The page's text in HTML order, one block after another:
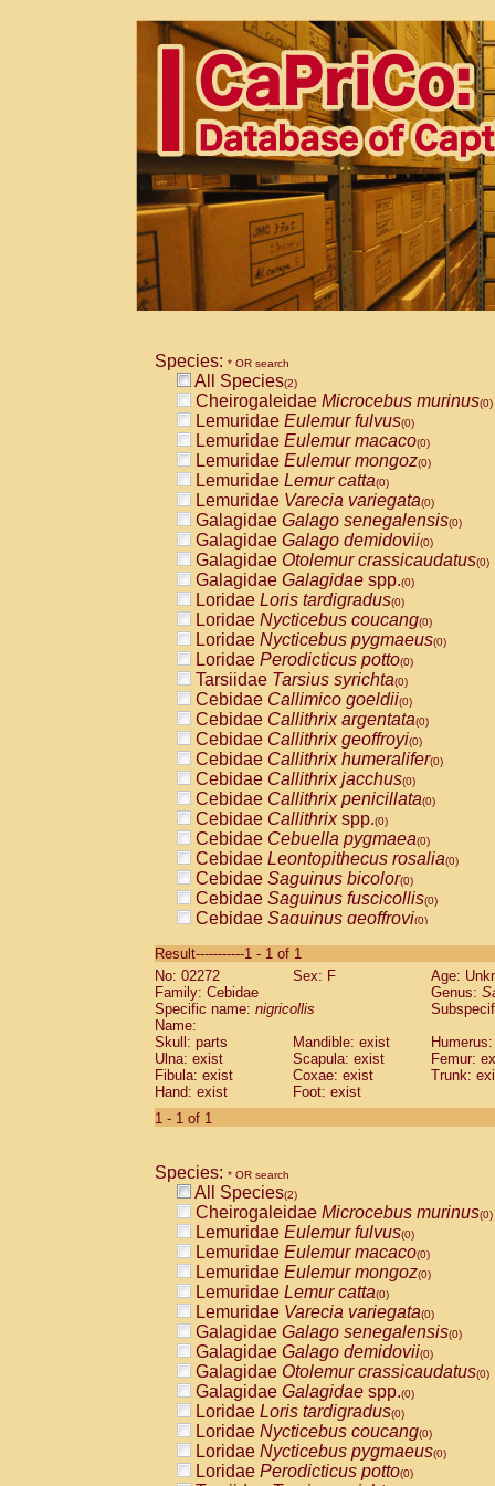
Species: * OR search
All Species(2)
Cheirogaleidae Microcebus murinus(0)
Lemuridae Eulemur fulvus(0)
Lemuridae Eulemur macaco(0)
Lemuridae Eulemur mongoz(0)
Lemuridae Lemur catta(0)
Lemuridae Varecia variegata(0)
Galagidae Galago senegalensis(0)
Galagidae Galago demidovii(0)
Galagidae Otolemur crassicaudatus(0)
Galagidae Galagidae spp.(0)
Loridae Loris tardigradus(0)
Loridae Nycticebus coucang(0)
Loridae Nycticebus pygmaeus(0)
Loridae Perodicticus potto(0)
Tarsiidae Tarsius syrichta(0)
Cebidae Callimico goeldii(0)
Cebidae Callithrix argentata(0)
Cebidae Callithrix geoffroyi(0)
Cebidae Callithrix humeralifer(0)
Cebidae Callithrix jacchus(0)
Cebidae Callithrix penicillata(0)
Cebidae Callithrixspp.(0)
Cebidae Cebuella pygmaea(0)
Cebidae Leontopithecus rosalia(0)
Cebidae Saguinus bicolor(0)
Cebidae Saguinus fuscicollis(0)
Cebidae Saguinus geoffroyi(0)
CebidaeSaguinus labiatus(0)
Cebidae Saguinus leucopus (0)
Cebidae
CebidaeSaguinus mystax
Cebidae Saguinus nigricollis (1)
Cebidae Saguinus oedipus
Cebidae Saguinus weddelli
Cebidae Saguinusspp.
Cebidae
CebidaeCebus capucinus
CebidaeCebus nigrivittatus
CebidaeCebus spp.(0)
CebidaeSaimiri boliviensis(0)
CebidaeSaimiri sciureus(0)
AtelidaeAlouatta caraya(0)
AtelidaeAlouatta fusca(0)
AtelidaeAlouatta seniculus(0)
AtelidaeAlouattaspp.(0)
AtelidaeAteles belzebuth(0)
AtelidaeAteles geoffroyi(0)
AtelidaeAteles paniscus(0)
AtelidaeAtelesspp.(0)
AtelidaeLagothrix lagothricha(0)
AtelidaeLagothrix lagothricha cana
PitheciidaeCacajao calvus
Result-----------1 - 1 of 1
No: 02272
Sex: F
Age:
Family: Cebidae
Genus:
Specific name: nigricollis
Name:
Skull: parts
Mandible: exist
Ulna: exist
Scapula: exist
Femur:
Fibula: exist
Coxae: exist
Trunk:
Hand: exist
Foot: exist
1 - 1 of 1
Species: * OR search
All Species(2)
Cheirogaleidae Microcebus murinus(0)
Lemuridae Eulemur fulvus(0)
Lemuridae Eulemur macaco(0)
Lemuridae Eulemur mongoz(0)
Lemuridae Lemur catta(0)
Lemuridae Varecia variegata(0)
Galagidae Galago senegalensis(0)
Galagidae Galago demidovii(0)
Galagidae Otolemur crassicaudatus(0)
Galagidae Galagidae spp.(0)
Loridae Loris tardigradus(0)
Loridae Nycticebus coucang(0)
Loridae Nycticebus pygmaeus(0)
Loridae Perodicticus potto(0)